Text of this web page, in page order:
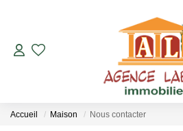
VENTES
LOCATIONS
Accueil Maison Nous contacter